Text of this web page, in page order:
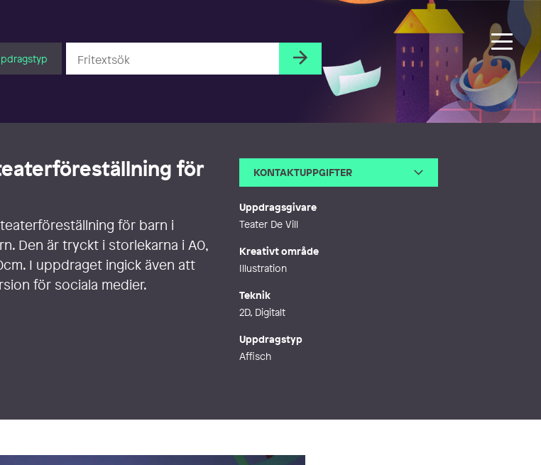
för
för barn i
Den är tryckt i storlekarna i A0,
I uppdraget ingick även att
för sociala medier.
KONTAKTUPPGIFTER
Webb http://miriamrenting.se
Uppdragsgivare
Teater De Vill
Kreativt område
Illustration
Teknik
2D, Digitalt
Uppdragstyp
Affisch